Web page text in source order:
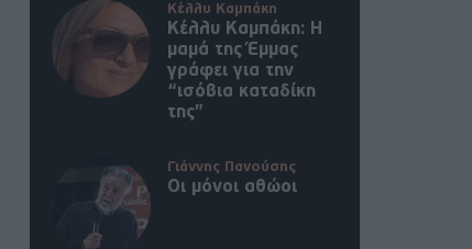
Κέλλυ Καμπάκη
Κέλλυ Καμπάκη: Η
μαμά της Έμμας
γράφει για την
“ισόβια καταδίκη
της”
Γιάννης Πανούσης
Οι μόνοι αθώοι